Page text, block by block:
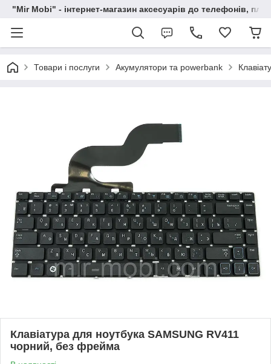
"Mir Mobi" - інтернет-магазин аксесуарів до телефонів,
Товари і послуги Акумулятори та powerbank
Клавiатура для ноутбука SAMSUNG RV411
чoрний, без фрейма